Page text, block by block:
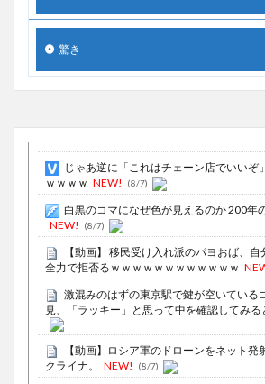
驚き
じゃあ逆に「これはチェーン店でいいぞ
ｗｗｗｗ NEW! (8/7)
白黒のコマになぜ色が見えるのか 200年
NEW!
(8/7)
【動画】 移民受け入れ派のパヨおば、
全力で拒否るｗｗｗｗｗｗｗｗｗｗｗｗ
激混みのはずの東京駅で鍵が空いている
見、「ラッキー」と思って中を確認してみる
【動画】ロシア軍のドローンをネット発
クライナ。
NEW! (8/7)